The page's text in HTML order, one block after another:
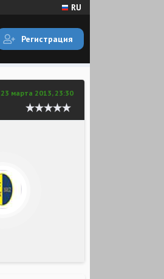
RU
Регистрация
23 марта 2013, 23:30